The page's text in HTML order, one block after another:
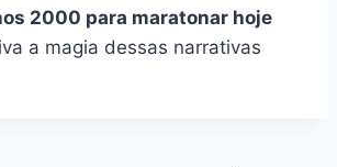
2000 para maratonar hoje
a magia dessas narrativas